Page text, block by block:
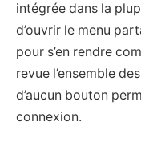
intégrée dans la
d’ouvrir le menu
pour s’en rendre
revue l’ensemble
d’aucun bouton
connexion.